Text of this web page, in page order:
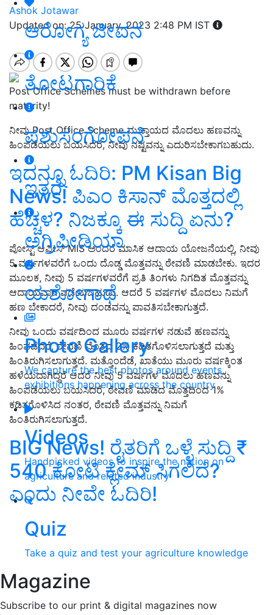
ಆರೋಗ್ಯ ಜೀವನ
ತೋಟಗಾರಿಕೆ
ಪಶುಸಂಗೋಪನೆ
ಇತರೆ
ಅಗ್ರಿಪೀಡಿಯಾ
ಯಶೋಗಾಥೆ
Photo Gallery
We capture the best photos around events,
exhibitions happening across the country
Videos
Handpicked videos to inspire the nation on
agriculture and related industry
Quiz
Take a quiz and test your agriculture knowledge
Magazine
Subscribe to our print & digital magazines now
Ashok Jotawar
Updated on: 25 January, 2023 2:48 PM IST
Post Office Schemes must be withdrawn before
maturity!
ನೀವು Post Office Scheme ಮುಕ್ತಾಯದ ಮೊದಲು ಹಣವನ್ನು
ಹಿಂಪಡೆಯಲು ಬಯಸಿದರೆ, ನೀವು ನಷ್ಟವನ್ನು ಎದುರಿಸಬೇಕಾಗಬಹುದು.
ಇದನ್ನೂ ಓದಿರಿ: PM Kisan Big
News! ಪಿಎಂ ಕಿಸಾನ್ ಮೊತ್ತದಲ್ಲಿ
ಹೆಚ್ಚಳ? ನಿಜಕ್ಕೂ ಈ ಸುದ್ದಿ ಏನು?
ಪೋಸ್ಟ್ ಆಫೀಸ್MISಅಂದರೆ ಮಾಸಿಕ ಆದಾಯ ಯೋಜನೆಯಲ್ಲಿ, ನೀವು
5ವರ್ಷಗಳವರೆಗೆ ಒಂದು ದೊಡ್ಡ ಮೊತ್ತವನ್ನು ಠೇವಣಿ ಮಾಡಬೇಕು. ಇದರ
ಮೂಲಕ, ನೀವು 5 ವರ್ಷಗಳವರೆಗೆ ಪ್ರತಿ ತಿಂಗಳು ನಿಗದಿತ ಮೊತ್ತವನ್ನು
ಆದಾಯವಾಗಿ ಪಡೆಯಬಹುದು. ಆದರೆ 5 ವರ್ಷಗಳ ಮೊದಲು ನಿಮಗೆ
ಹಣ ಬೇಕಾದರೆ, ನೀವು ದಂಡವನ್ನು ಪಾವತಿಸಬೇಕಾಗುತ್ತದೆ.
ನೀವು ಒಂದು ವರ್ಷದಿಂದ ಮೂರು ವರ್ಷಗಳ ನಡುವೆ ಹಣವನ್ನು
ಹಿಂಪಡೆದರೆ,ಠೇವಣಿ ಮೊತ್ತದ 2%ಕಡಿತಗೊಳಿಸಲಾಗುತ್ತದೆ ಮತ್ತು
ಹಿಂತಿರುಗಿಸಲಾಗುತ್ತದೆ. ಮತ್ತೊಂದೆಡೆ, ಖಾತೆಯು ಮೂರು ವರ್ಷಕ್ಕಿಂತ
ಹಳೆಯದಾಗಿದ್ದರೆ ಆದರೆ ನೀವು5ವರ್ಷಗಳ ಮೊದಲು ಹಣವನ್ನು
ಹಿಂಪಡೆಯಲು ಬಯಸಿದರೆ,ಠೇವಣಿ ಮಾಡಿದ ಮೊತ್ತದಿಂದ1%
ಕಡಿತಗೊಳಿಸಿದ ನಂತರ, ಠೇವಣಿ ಮೊತ್ತವನ್ನು ನಿಮಗೆ
ಹಿಂತಿರುಗಿಸಲಾಗುತ್ತದೆ.
BIG News! ರೈತರಿಗೆ ಒಳ್ಳೆ ಸುದ್ದಿ ₹
540 ಕೋಟಿ ಕ್ಲೇಮ್‌ ಸಿಗಲಿದೆ?
ಎಂದು ನೀವೇ ಓದಿರಿ!